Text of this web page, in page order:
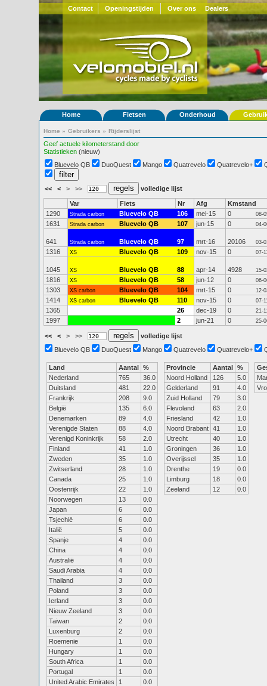
Contact Openingstijden Over ons Dealers
Home Fietsen Onderhoud
Home » Gebruikers » Rijderslijst
Geef actuele kilometerstand door
Statistieken (nieuw)
Bluevelo QB
DuoQuest Mango Quatrevelo Quatrevelo+
<< < > >> volledige lijst
Var Fiets Nr Afg
Kmstand
1290
Strada carbon Bluevelo QB 106 mei-15 0 08-
1631 Strada carbon Bluevelo QB 107 jun-15 0 04-
641 Strada carbon Bluevelo QB 97 mrt-16 20106 03-
1316 XS Bluevelo QB 109 nov-15 0 07-
1045 XS Bluevelo QB 88 apr-14 4928 15-
1816 XS Bluevelo QB 58 jun-12 0 06-
1303 XS carbon Bluevelo QB 104 mrt-15 0 12-
1414 XS carbon Bluevelo QB 110 nov-15 0 07-
1365 26 dec-19 0 21-
1997 2 jun-21 0 25-
<< < > >>
volledige lijst
Bluevelo QB
DuoQuest Mango Quatrevelo Quatrevelo+
Land Aantal %
Nederland
765
36.0
Duitsland
481
22.0
Frankrijk
208
9.0
België
135
6.0
Denemarken
89
4.0
Verenigde Staten
88
4.0
Verenigd Koninkrijk
58
2.0
Finland
41
1.0
Zweden
35
1.0
Zwitserland
28
1.0
Canada
25
1.0
Oostenrijk
22
1.0
Noorwegen
13
0.0
Japan
6
0.0
Tsjechië
6
0.0
Italië
5
0.0
Spanje
4
0.0
China
4
0.0
Australië
4
0.0
Saudi Arabia
4
0.0
Thailand
3
0.0
Poland
3
0.0
Ierland
3
0.0
Nieuw Zeeland
3
0.0
Taiwan
2
0.0
Luxenburg
2
0.0
Roemenie
1
0.0
Hungary
1
0.0
South Africa
1
0.0
Portugal
1
0.0
United Arabic Emirates
1
0.0
Provincie Aantal %
Noord Holland
126
5.0
Gelderland
91
4.0
Zuid Holland
79
3.0
Flevoland
63
2.0
Friesland
42
1.0
Noord Brabant 41
1.0
Utrecht
40
1.0
Groningen
36
1.0
Overijssel
35
1.0
Drenthe
19
0.0
Limburg
18
0.0
Zeeland
12 0.0